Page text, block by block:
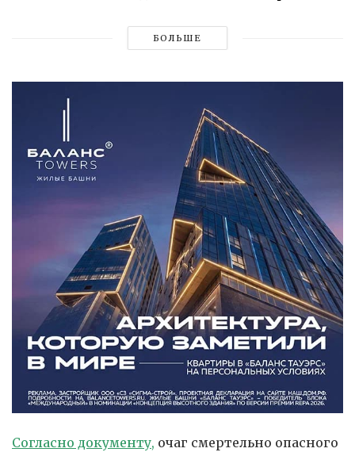
БОЛЬШЕ
Согласно документу, очаг смертельно опасного